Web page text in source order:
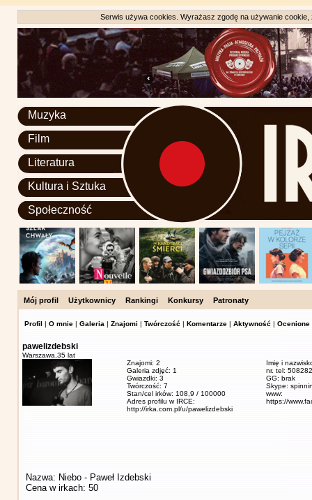
Serwis używa cookies. Wyrażasz zgodę na używanie
Muzyka
Film
Literatura
Kultura i Sztuka
Społeczność
Mój profil Użytkownicy Rankingi Konkursy Patronaty
Profil | O mnie | Galeria | Znajomi | Twórczość | Komentarze | Aktywność | Ocenione
pawelizdebski
Warszawa, 35 lat
Znajomi: 2
Galeria zdjęć: 1
Gwiazdki: 3
Twórczość: 7
Stan/cel irków: 108,9 / 100000
Adres profilu w IRCE:
http://irka.com.pl/u/pawelizdebski
Imię i
nr. tel:
GG: brak
Skype:
www:
https://
Nazwa: Niebo - Paweł Izdebski
Cena w irkach: 50